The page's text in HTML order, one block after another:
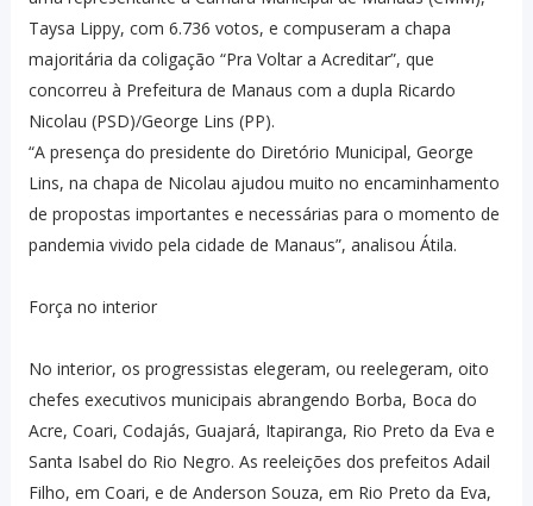
Taysa Lippy, com 6.736 votos, e compuseram a chapa
majoritária da coligação “Pra Voltar a Acreditar”, que
concorreu à Prefeitura de Manaus com a dupla Ricardo
Nicolau (PSD)/George Lins (PP).
“A presença do presidente do Diretório Municipal, George
Lins, na chapa de Nicolau ajudou muito no encaminhamento
de propostas importantes e necessárias para o momento de
pandemia vivido pela cidade de Manaus”, analisou Átila.
Força no interior
No interior, os progressistas elegeram, ou reelegeram, oito
chefes executivos municipais abrangendo Borba, Boca do
Acre, Coari, Codajás, Guajará, Itapiranga, Rio Preto da Eva e
Santa Isabel do Rio Negro. As reeleições dos prefeitos Adail
Filho, em Coari, e de Anderson Souza, em Rio Preto da Eva,